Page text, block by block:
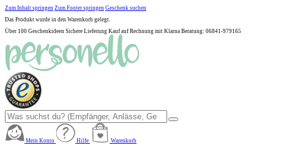
Zum Inhalt springen Zum Footer springen Geschenk suchen
Das Produkt wurde in den Warenkorb gelegt.
Über 100 Geschenkideen Sichere Lieferung Kauf auf Rechnung mit Klarna Beratung: 06841-979165
Mein Konto Hilfe
Warenkorb